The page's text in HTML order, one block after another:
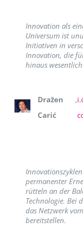
Innovation als
Universum ist
Initiativen in
Innovation, die
hinaus
Dražen
Carić
,
permanenter
rütteln an der
Technologie. Bei
das Netzwerk
bereitstellen.